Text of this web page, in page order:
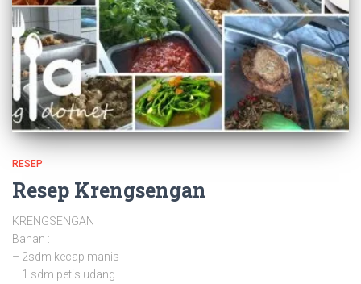
RESEP
Resep Krengsengan
KRENGSENGAN
Bahan :
– 2sdm kecap manis
– 1 sdm petis udang